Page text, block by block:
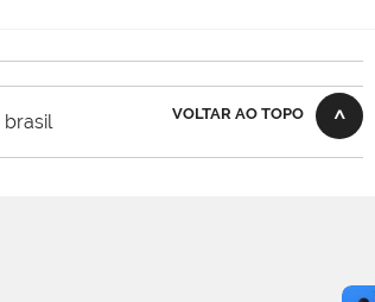
VOLTAR AO TOPO
brasil